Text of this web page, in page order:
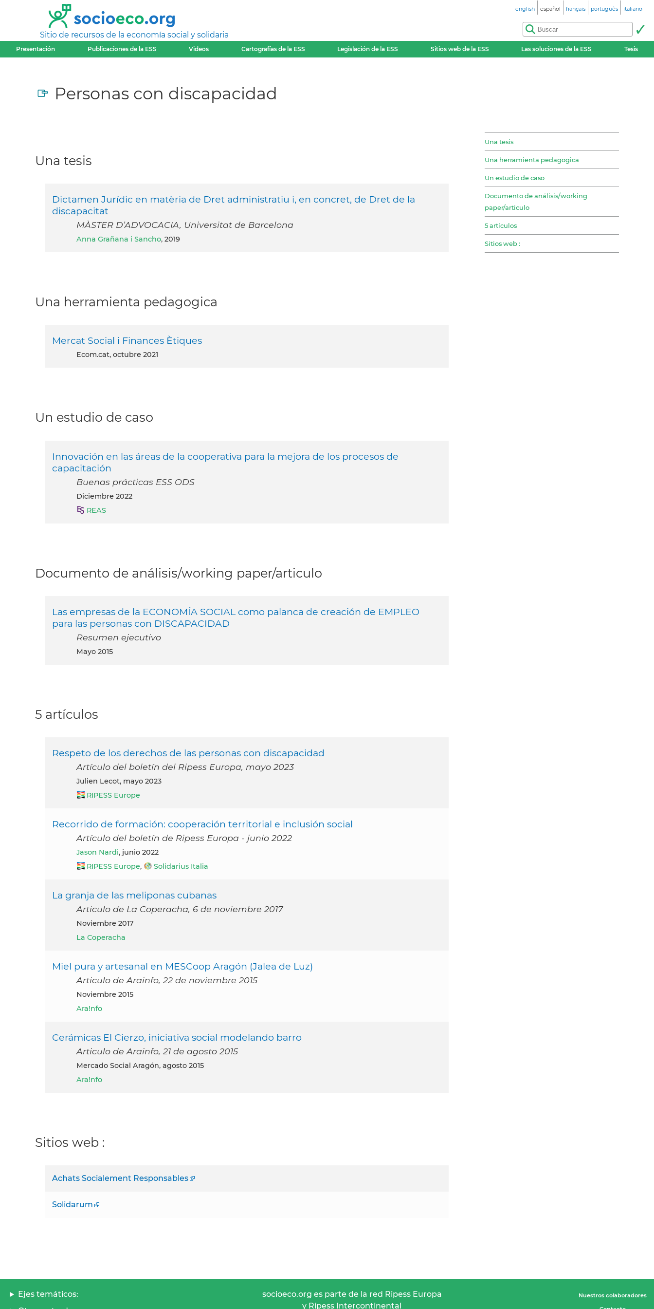
Sitio de recursos de la economía social y solidaria
english español français português italiano
Presentación Publicaciones de la ESS Videos Cartografías de la ESS Legislación de la ESS Sitios web de la ESS Las soluciones de la ESS Tesis
Personas con discapacidad
Una tesis
Una herramienta pedagogica
Un estudio de caso
Documento de análisis/working
paper/articulo
5 artículos
Sitios web :
Una tesis
Dictamen Jurídic en matèria de Dret administratiu i, en concret, de Dret de la
discapacitat
MÀSTER D’ADVOCACIA, Universitat de Barcelona
Anna Grañana i Sancho, 2019
Una herramienta pedagogica
Mercat Social i Finances Ètiques
ecom.cat, octubre 2021
Un estudio de caso
Innovación en las áreas de la cooperativa para la mejora de los procesos de
capacitación
Buenas prácticas ESS ODS
diciembre 2022
REAS
Documento de análisis/working paper/articulo
Las empresas de la ECONOMÍA SOCIAL como palanca de creación de EMPLEO
para las personas con DISCAPACIDAD
Resumen ejecutivo
mayo 2015
5 artículos
Respeto de los derechos de las personas con discapacidad
Artículo del boletín del Ripess Europa, mayo 2023
Julien Lecot, mayo 2023
RIPESS Europe
Recorrido de formación: cooperación territorial e inclusión social
Artículo del boletín de Ripess Europa - junio 2022
Jason Nardi, junio 2022
RIPESS Europe, Solidarius Italia
La granja de las meliponas cubanas
Articulo de La Coperacha, 6 de noviembre 2017
noviembre 2017
La Coperacha
Miel pura y artesanal en MESCoop Aragón (Jalea de Luz)
Articulo de Arainfo, 22 de noviembre 2015
noviembre 2015
Ara!nfo
Cerámicas El Cierzo, iniciativa social modelando barro
Articulo de Arainfo, 21 de agosto 2015
Mercado Social Aragón, agosto 2015
Ara!nfo
Sitios web :
Achats Socialement Responsables
Solidarum
Ejes temáticos:
socioeco.org es parte de la red Ripess Europa
y Ripess Intercontinental
Nuestros colaboradores